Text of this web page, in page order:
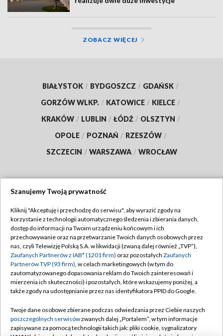
ZOBACZ WIĘCEJ
BIAŁYSTOK / BYDGOSZCZ / GDAŃSK /
GORZÓW WLKP. / KATOWICE / KIELCE /
KRAKÓW / LUBLIN / ŁÓDŹ / OLSZTYN /
OPOLE / POZNAŃ / RZESZÓW /
SZCZECIN / WARSZAWA / WROCŁAW
TVP
Abonament TVP
Emisja w TVP
Centrum informacji TVP
Naziemna Telewizja Cyfrowa
Rada Programowa
System NOS
Regulamin TVP
Polityka prywatności
Moje zgody
Pomoc
Kontakt
Szanujemy Twoją prywatność
Kliknij "Akceptuję i przechodzę do serwisu", aby wyrazić zgody na
korzystanie z technologii automatycznego śledzenia i zbierania danych,
dostęp do informacji na Twoim urządzeniu końcowym i ich
przechowywanie oraz na przetwarzanie Twoich danych osobowych przez
nas, czyli Telewizję Polską S.A. w likwidacji (zwaną dalej również „TVP”),
Zaufanych Partnerów z IAB* (1201 firm) oraz pozostałych Zaufanych
Partnerów TVP (93 firm), w celach marketingowych (w tym do
zautomatyzowanego dopasowania reklam do Twoich zainteresowań i
mierzenia ich skuteczności) i pozostałych, które wskazujemy poniżej, a
także zgody na udostępnianie przez nas identyfikatora PPID do Google.
Twoje dane osobowe zbierane podczas odwiedzania przez Ciebie naszych
poszczególnych serwisówzwanych dalej „Portalem”, w tym informacje
zapisywane za pomocą technologii takich jak: pliki cookie, sygnalizatory